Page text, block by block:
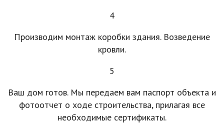
4
Производим монтаж коробки здания. Возведение
кровли.
5
Ваш дом готов. Мы передаем вам паспорт объекта и
фотоотчет о ходе строительства, прилагая все
необходимые сертификаты.